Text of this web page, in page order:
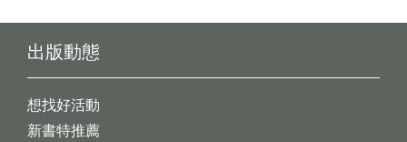
出版動態
想找好活動
新書特推薦